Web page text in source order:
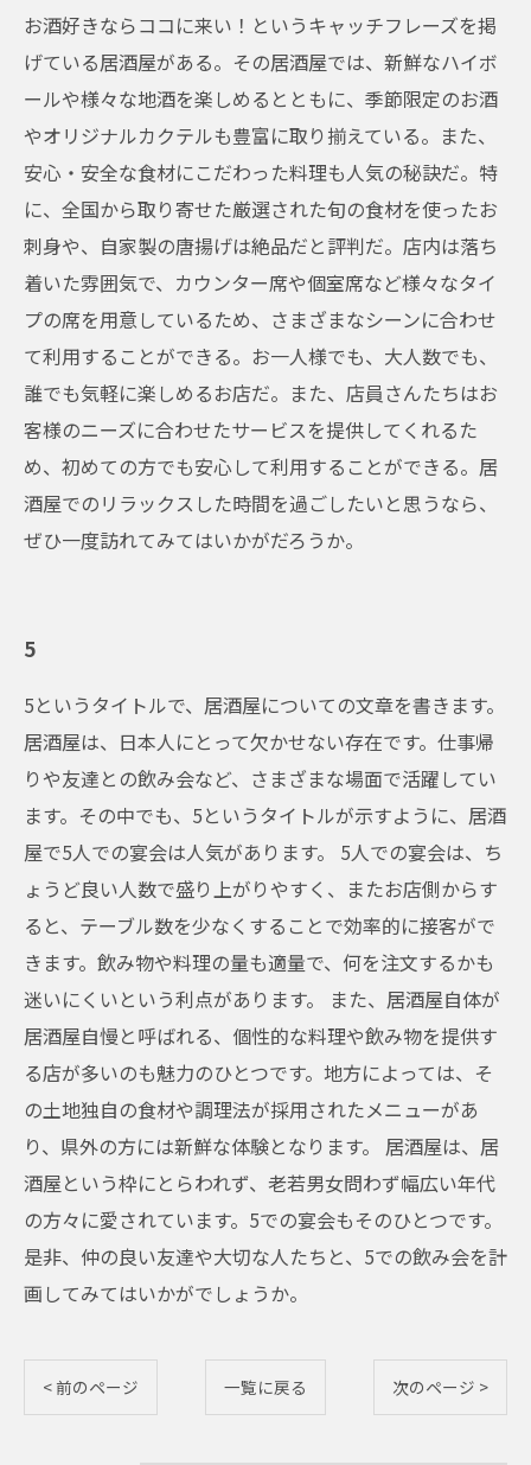
お酒好きならココに来い！というキャッチフレーズを掲
げている居酒屋がある。その居酒屋では、新鮮なハイボ
ールや様々な地酒を楽しめるとともに、季節限定のお酒
やオリジナルカクテルも豊富に取り揃えている。また、
安心・安全な食材にこだわった料理も人気の秘訣だ。特
に、全国から取り寄せた厳選された旬の食材を使ったお
刺身や、自家製の唐揚げは絶品だと評判だ。店内は落ち
着いた雰囲気で、カウンター席や個室席など様々なタイ
プの席を用意しているため、さまざまなシーンに合わせ
て利用することができる。お一人様でも、大人数でも、
誰でも気軽に楽しめるお店だ。また、店員さんたちはお
客様のニーズに合わせたサービスを提供してくれるた
め、初めての方でも安心して利用することができる。居
酒屋でのリラックスした時間を過ごしたいと思うなら、
ぜひ一度訪れてみてはいかがだろうか。
5
5というタイトルで、居酒屋についての文章を書きます。
居酒屋は、日本人にとって欠かせない存在です。仕事帰
りや友達との飲み会など、さまざまな場面で活躍してい
ます。その中でも、5というタイトルが示すように、居酒
屋で5人での宴会は人気があります。 5人での宴会は、ち
ょうど良い人数で盛り上がりやすく、またお店側からす
ると、テーブル数を少なくすることで効率的に接客がで
きます。飲み物や料理の量も適量で、何を注文するかも
迷いにくいという利点があります。 また、居酒屋自体が
居酒屋自慢と呼ばれる、個性的な料理や飲み物を提供す
る店が多いのも魅力のひとつです。地方によっては、そ
の土地独自の食材や調理法が採用されたメニューがあ
り、県外の方には新鮮な体験となります。 居酒屋は、居
酒屋という枠にとらわれず、老若男女問わず幅広い年代
の方々に愛されています。5での宴会もそのひとつです。
是非、仲の良い友達や大切な人たちと、5での飲み会を計
画してみてはいかがでしょうか。
< 前のページ 一覧に戻る 次のページ >